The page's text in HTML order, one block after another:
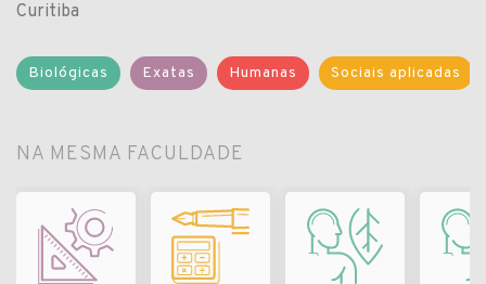
Curitiba
Biológicas Exatas Humanas Sociais aplicadas
NA MESMA FACULDADE